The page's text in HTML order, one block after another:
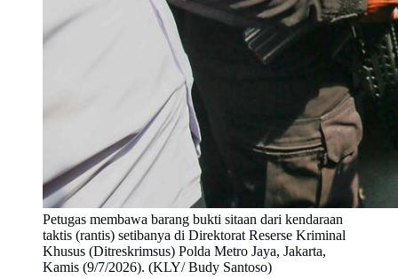
Petugas membawa barang bukti sitaan dari kendaraan
taktis (rantis) setibanya di Direktorat Reserse Kriminal
Khusus (Ditreskrimsus) Polda Metro Jaya, Jakarta,
Kamis (9/7/2026). (KLY/ Budy Santoso)